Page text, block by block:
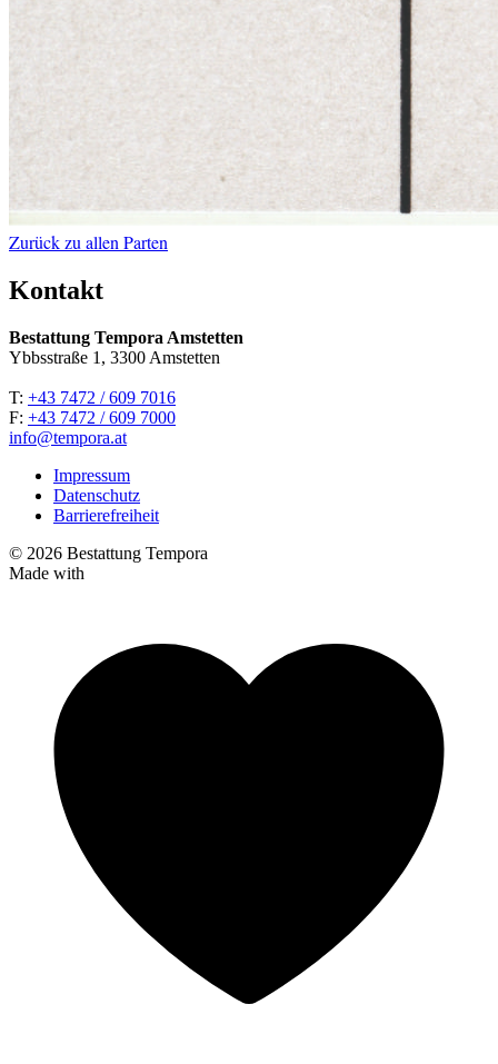
Zurück zu allen Parten
Kontakt
Bestattung Tempora Amstetten
Ybbsstraße 1, 3300 Amstetten
T: +43 7472 / 609 7016
F: +43 7472 / 609 7000
info@tempora.at
Impressum
Datenschutz
Barrierefreiheit
© 2026 Bestattung Tempora
Made with